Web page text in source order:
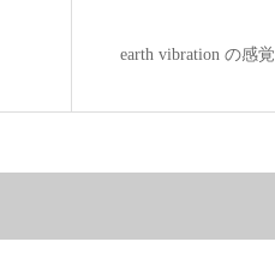
earth vibration の感覚